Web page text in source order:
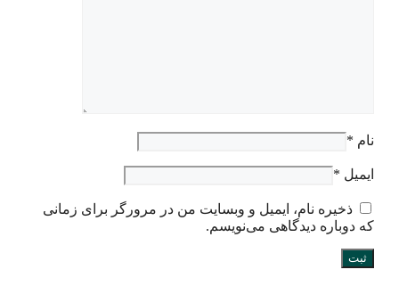
نام *
ایمیل *
ذخیره نام، ایمیل و وبسایت من در مرورگر برای زمانی
که دوباره دیدگاهی می‌نویسم.